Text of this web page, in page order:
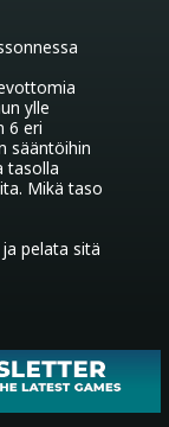
ylle
6 eri
sääntöihin
tasolla
Mikä taso
pelata sitä